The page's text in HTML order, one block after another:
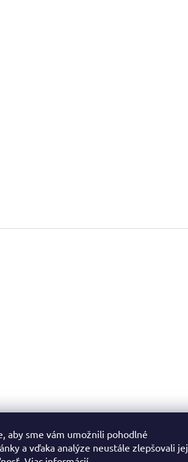
aby sme vám umožnili pohodlné
a vďaka analýze neustále zlepšovali jej
České stránky